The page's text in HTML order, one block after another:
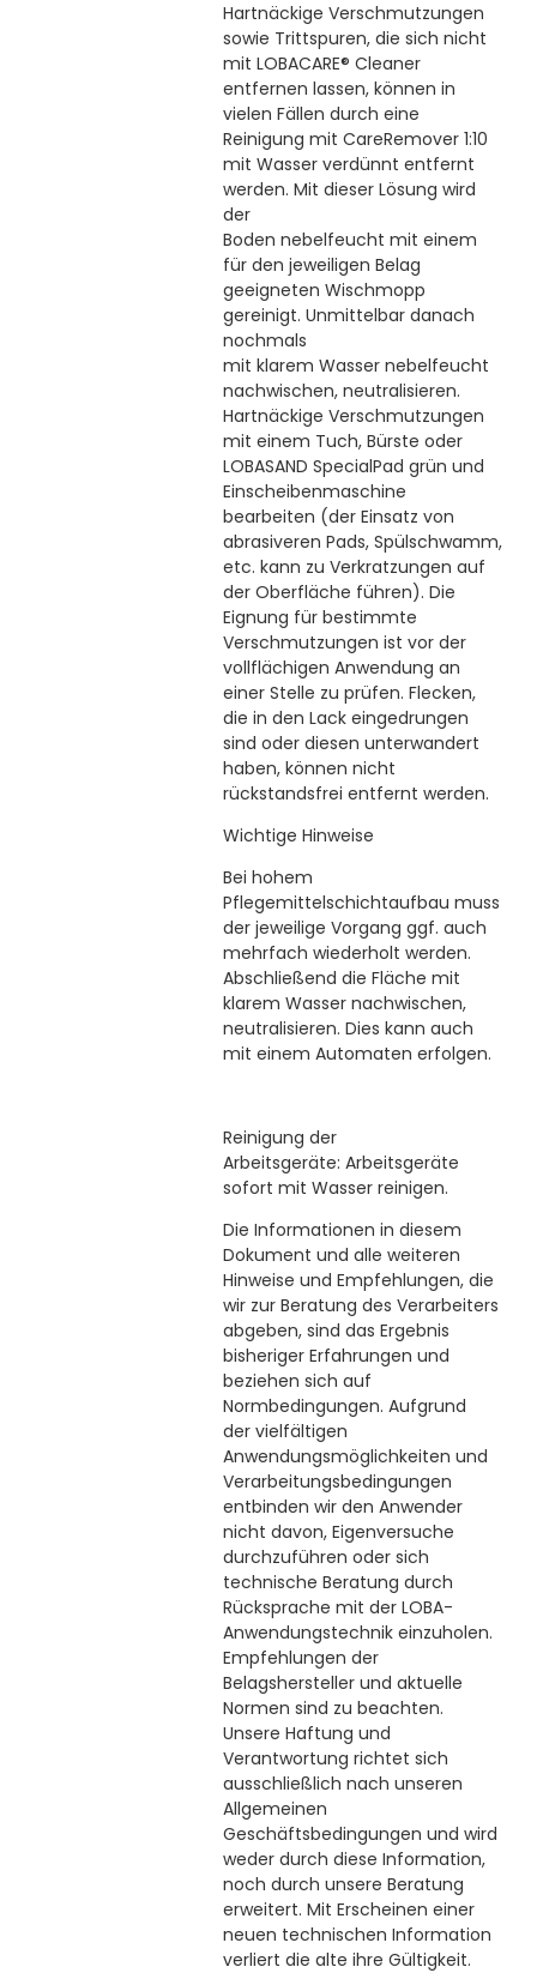
Hartnäckige Verschmutzungen
sowie Trittspuren, die sich nicht
mit LOBACARE® Cleaner
entfernen lassen, können in
vielen Fällen durch eine
Reinigung mit CareRemover 1:10
mit Wasser verdünnt entfernt
werden. Mit dieser Lösung wird
der
Boden nebelfeucht mit einem
für den jeweiligen Belag
geeigneten Wischmopp
gereinigt. Unmittelbar danach
nochmals
mit klarem Wasser nebelfeucht
nachwischen, neutralisieren.
Hartnäckige Verschmutzungen
mit einem Tuch, Bürste oder
LOBASAND SpecialPad grün und
Einscheibenmaschine
bearbeiten (der Einsatz von
abrasiveren Pads, Spülschwamm,
etc. kann zu Verkratzungen auf
der Oberfläche führen). Die
Eignung für bestimmte
Verschmutzungen ist vor der
vollflächigen Anwendung an
einer Stelle zu prüfen. Flecken,
die in den Lack eingedrungen
sind oder diesen unterwandert
haben, können nicht
rückstandsfrei entfernt werden.
Wichtige Hinweise
Bei hohem
Pflegemittelschichtaufbau muss
der jeweilige Vorgang ggf. auch
mehrfach wiederholt werden.
Abschließend die Fläche mit
klarem Wasser nachwischen,
neutralisieren. Dies kann auch
mit einem Automaten erfolgen.
Reinigung der
Arbeitsgeräte: Arbeitsgeräte
sofort mit Wasser reinigen.
Die Informationen in diesem
Dokument und alle weiteren
Hinweise und Empfehlungen, die
wir zur Beratung des Verarbeiters
abgeben, sind das Ergebnis
bisheriger Erfahrungen und
beziehen sich auf
Normbedingungen. Aufgrund
der vielfältigen
Anwendungsmöglichkeiten und
Verarbeitungsbedingungen
entbinden wir den Anwender
nicht davon, Eigenversuche
durchzuführen oder sich
technische Beratung durch
Rücksprache mit der LOBA-
Anwendungstechnik einzuholen.
Empfehlungen der
Belagshersteller und aktuelle
Normen sind zu beachten.
Unsere Haftung und
Verantwortung richtet sich
ausschließlich nach unseren
Allgemeinen
Geschäftsbedingungen und wird
weder durch diese Information,
noch durch unsere Beratung
erweitert. Mit Erscheinen einer
neuen technischen Information
verliert die alte ihre Gültigkeit.